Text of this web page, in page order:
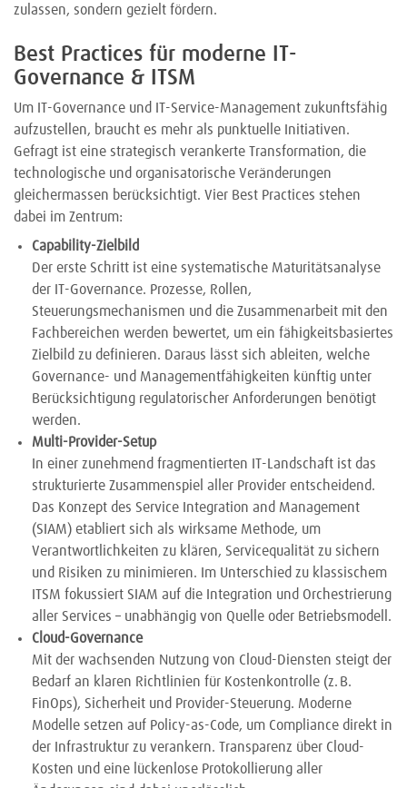
zulassen, sondern gezielt fördern.
Best Practices für moderne IT-
Governance & ITSM
Um IT-Governance und IT-Service-Management zukunftsfähig
aufzustellen, braucht es mehr als punktuelle Initiativen.
Gefragt ist eine strategisch verankerte Transformation, die
technologische und organisatorische Veränderungen
gleichermassen berücksichtigt. Vier Best Practices stehen
dabei im Zentrum:
Capability-Zielbild
Der erste Schritt ist eine systematische Maturitätsanalyse
der IT-Governance. Prozesse, Rollen,
Steuerungsmechanismen und die Zusammenarbeit mit den
Fachbereichen werden bewertet, um ein fähigkeitsbasiertes
Zielbild zu definieren. Daraus lässt sich ableiten, welche
Governance- und Managementfähigkeiten künftig unter
Berücksichtigung regulatorischer Anforderungen benötigt
werden.
Multi-Provider-Setup
In einer zunehmend fragmentierten IT-Landschaft ist das
strukturierte Zusammenspiel aller Provider entscheidend.
Das Konzept des Service Integration and Management
(SIAM) etabliert sich als wirksame Methode, um
Verantwortlichkeiten zu klären, Servicequalität zu sichern
und Risiken zu minimieren. Im Unterschied zu klassischem
ITSM fokussiert SIAM auf die Integration und Orchestrierung
aller Services – unabhängig von Quelle oder Betriebsmodell.
Cloud-Governance
Mit der wachsenden Nutzung von Cloud-Diensten steigt der
Bedarf an klaren Richtlinien für Kostenkontrolle (z. B.
FinOps), Sicherheit und Provider-Steuerung. Moderne
Modelle setzen auf Policy-as-Code, um Compliance direkt in
der Infrastruktur zu verankern. Transparenz über Cloud-
Kosten und eine lückenlose Protokollierung aller